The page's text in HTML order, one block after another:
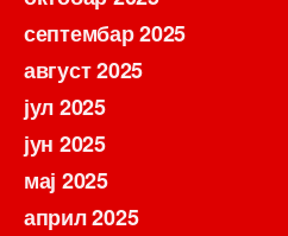
септембар 2025
август 2025
јул 2025
јун 2025
мај 2025
април 2025